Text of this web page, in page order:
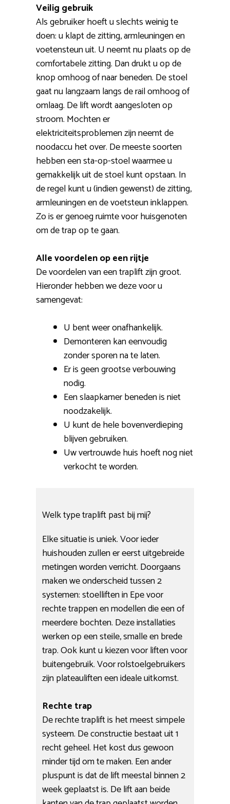
Veilig gebruik
Als gebruiker hoeft u slechts weinig te
doen: u klapt de zitting, armleuningen en
voetensteun uit. U neemt nu plaats op de
comfortabele zitting. Dan drukt u op de
knop omhoog of naar beneden. De stoel
gaat nu langzaam langs de rail omhoog of
omlaag. De lift wordt aangesloten op
stroom. Mochten er
elektriciteitsproblemen zijn neemt de
noodaccu het over. De meeste soorten
hebben een sta-op-stoel waarmee u
gemakkelijk uit de stoel kunt opstaan. In
de regel kunt u (indien gewenst) de zitting,
armleuningen en de voetsteun inklappen.
Zo is er genoeg ruimte voor huisgenoten
om de trap op te gaan.
Alle voordelen op een rijtje
De voordelen van een traplift zijn groot.
Hieronder hebben we deze voor u
samengevat:
U bent weer onafhankelijk.
Demonteren kan eenvoudig
zonder sporen na te laten.
Er is geen grootse verbouwing
nodig.
Een slaapkamer beneden is niet
noodzakelijk.
U kunt de hele bovenverdieping
blijven gebruiken.
Uw vertrouwde huis hoeft nog niet
verkocht te worden.
Welk type traplift past bij mij?
Elke situatie is uniek. Voor ieder
huishouden zullen er eerst uitgebreide
metingen worden verricht. Doorgaans
maken we onderscheid tussen 2
systemen: stoelliften in Epe voor
rechte trappen en modellen die een of
meerdere bochten. Deze installaties
werken op een steile, smalle en brede
trap. Ook kunt u kiezen voor liften voor
buitengebruik. Voor rolstoelgebruikers
zijn plateauliften een ideale uitkomst.
Rechte trap
De rechte traplift is het meest simpele
systeem. De constructie bestaat uit 1
recht geheel. Het kost dus gewoon
minder tijd om te maken. Een ander
pluspunt is dat de lift meestal binnen 2
week geplaatst is. De lift aan beide